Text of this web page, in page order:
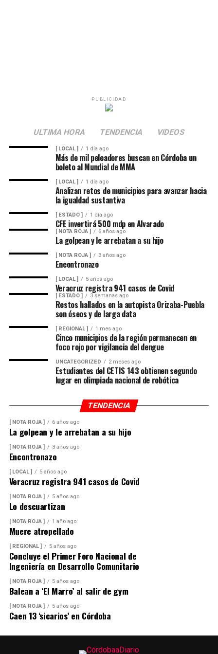
PUBLICIDAD
ULTIMA HORA TENDENCIA VIDEOS
[ LOCAL ] 1 día ago
Más de mil peleadores buscan en Córdoba un
boleto al Mundial de MMA
[ LOCAL ] 1 día ago
Analizan retos de municipios para avanzar hacia
la igualdad sustantiva
[ ESTADO ] 1 día ago
CFE invertirá 500 mdp en Alvarado
[ NOTA ROJA ] 6 años ago
La golpean y le arrebatan a su hijo
[ NOTA ROJA ] 3 años ago
Encontronazo
[ LOCAL ] 5 años ago
Veracruz registra 941 casos de Covid
[ ESTADO ] 3 semanas ago
Restos hallados en la autopista Orizaba-Puebla
son óseos y de larga data
[ REGIONAL ] 1 mes ago
Cinco municipios de la región permanecen en
foco rojo por vigilancia del dengue
UNCATEGORIZED 2 meses ago
Estudiantes del CETIS 143 obtienen segundo
lugar en olimpiada nacional de robótica
TENDENCIA
[ NOTA ROJA ] 6 años ago
La golpean y le arrebatan a su hijo
[ NOTA ROJA ] 3 años ago
Encontronazo
[ LOCAL ] 5 años ago
Veracruz registra 941 casos de Covid
[ NOTA ROJA ] 5 años ago
Lo descuartizan
[ NOTA ROJA ] 1 año ago
Muere atropellado
[ REGIONAL ] 5 años ago
Concluye el Primer Foro Nacional de
Ingeniería en Desarrollo Comunitario
[ NOTA ROJA ] 5 años ago
Balean a ‘El Marro’ al salir de gym
[ NOTA ROJA ] 5 años ago
Caen 13 ‘sicarios’ en Córdoba